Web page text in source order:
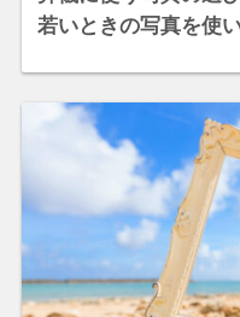
若いときの写真を使